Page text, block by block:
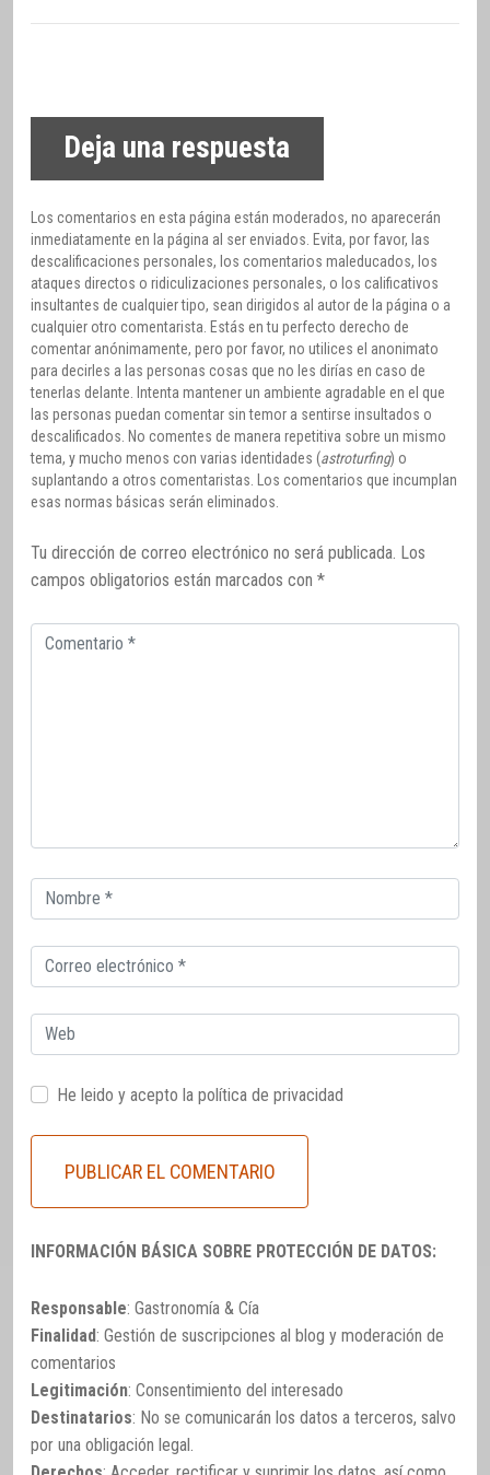
Deja una respuesta
Los comentarios en esta página están moderados, no aparecerán
inmediatamente en la página al ser enviados. Evita, por favor, las
descalificaciones personales, los comentarios maleducados, los
ataques directos o ridiculizaciones personales, o los calificativos
insultantes de cualquier tipo, sean dirigidos al autor de la página o a
cualquier otro comentarista. Estás en tu perfecto derecho de
comentar anónimamente, pero por favor, no utilices el anonimato
para decirles a las personas cosas que no les dirías en caso de
tenerlas delante. Intenta mantener un ambiente agradable en el que
las personas puedan comentar sin temor a sentirse insultados o
descalificados. No comentes de manera repetitiva sobre un mismo
tema, y mucho menos con varias identidades (astroturfing) o
suplantando a otros comentaristas. Los comentarios que incumplan
esas normas básicas serán eliminados.
Tu dirección de correo electrónico no será publicada. Los
campos obligatorios están marcados con *
Comentario
Correo
electrónico
Correo
electrónico
Web
He leido y acepto la política de privacidad
INFORMACIÓN BÁSICA SOBRE PROTECCIÓN DE DATOS:
Responsable: Gastronomía & Cía
Finalidad: Gestión de suscripciones al blog y moderación de
comentarios
Legitimación: Consentimiento del interesado
Destinatarios: No se comunicarán los datos a terceros, salvo
por una obligación legal.